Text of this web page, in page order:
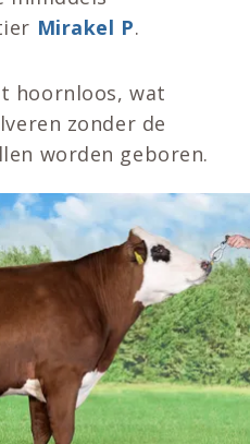
Mirakel P.
hoornloos, wat
zonder de
worden geboren.